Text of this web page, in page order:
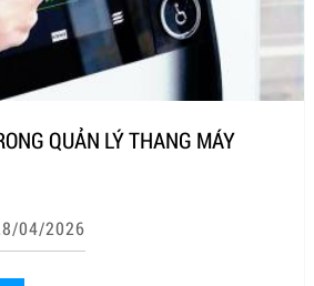
QUẢN LÝ THANG MÁY
04/2026